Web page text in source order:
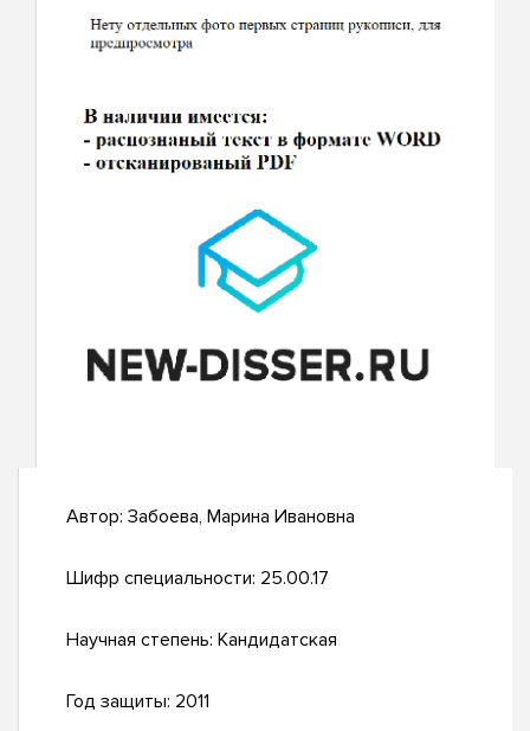
Автор: Забоева, Марина Ивановна
Шифр специальности: 25.00.17
Научная степень: Кандидатская
Год защиты: 2011